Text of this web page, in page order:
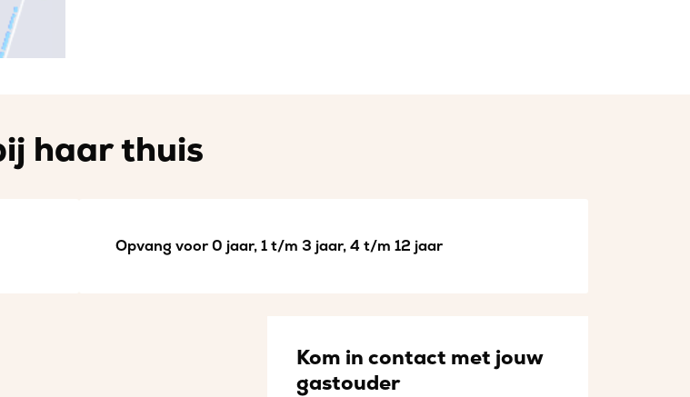
haar thuis
Opvang voor 0 jaar, 1 t/m 3 jaar, 4 t/m 12 jaar
Kom in contact met jouw
gastouder